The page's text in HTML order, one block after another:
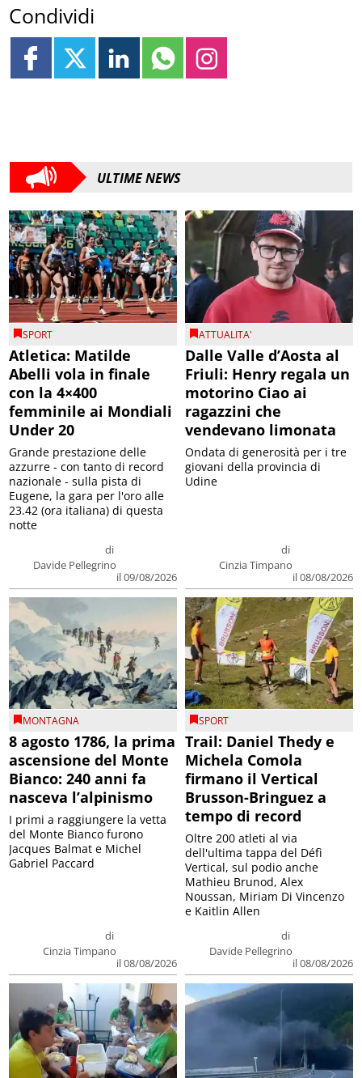
Condividi
ULTIME NEWS
SPORT
Atletica: Matilde
Abelli vola in finale
con la 4×400
femminile ai Mondiali
Under 20
di
Davide Pellegrino
il 09/08/2026
Grande prestazione delle
azzurre - con tanto di record
nazionale - sulla pista di
Eugene, la gara per l'oro alle
23.42 (ora italiana) di questa
notte
ATTUALITA'
Dalle Valle d’Aosta al
Friuli: Henry regala un
motorino Ciao ai
ragazzini che
vendevano limonata
di
Cinzia Timpano
il 08/08/2026
Ondata di generosità per i tre
giovani della provincia di
Udine
MONTAGNA
8 agosto 1786, la prima
ascensione del Monte
Bianco: 240 anni fa
nasceva l’alpinismo
di
Cinzia Timpano
il 08/08/2026
I primi a raggiungere la vetta
del Monte Bianco furono
Jacques Balmat e Michel
Gabriel Paccard
SPORT
Trail: Daniel Thedy e
Michela Comola
firmano il Vertical
Brusson-Bringuez a
tempo di record
di
Davide Pellegrino
il 08/08/2026
Oltre 200 atleti al via
dell'ultima tappa del Défì
Vertical, sul podio anche
Mathieu Brunod, Alex
Noussan, Miriam Di Vincenzo
e Kaitlin Allen